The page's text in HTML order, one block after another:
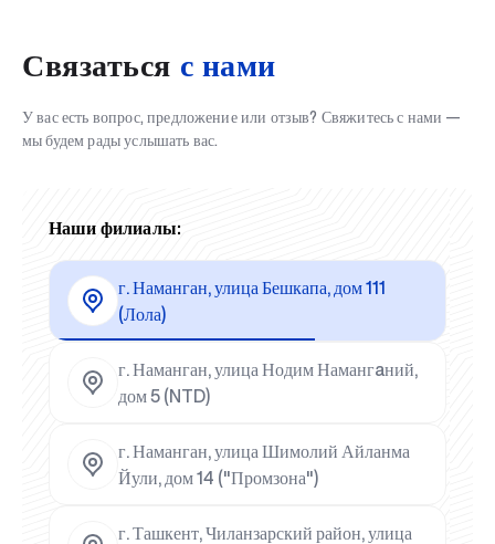
Связаться с нами
У вас есть вопрос, предложение или отзыв? Свяжитесь с нами —
мы будем рады услышать вас.
Наши филиалы:
г. Наманган, улица Бешкапа, дом 111
(Лола)
г. Наманган, улица Нодим Намангaний,
дом 5 (NTD)
г. Наманган, улица Шимолий Айланма
Йули, дом 14 ("Промзона")
г. Ташкент, Чиланзарский район, улица